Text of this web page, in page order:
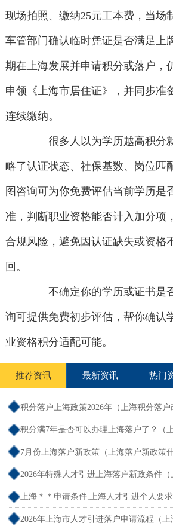
现场拍照、缴纳25元工本费，当场
车管部门确认临时凭证是否满足上
期在上海发展并申请积分或落户，
申领《上海市居住证》，并同步准
连续缴纳。
很多人以为学历越高积分
略了认证状态、社保基数、岗位匹
图咨询可为你免费评估当前学历是
准，判断职业资格能否计入加分项
合规风险，避免因认证缺失或资格
回。
不确定你的学历或证书是
询可提供免费初步评估，帮你确认
业资格积分适配可能。
推荐资讯 最新资讯 热门
积分落户上海政策2026年（上海积分落户
积分满7年是否可以办理上海落户了？（
落户吗）
7月份上海落户新政策（上海落户新政策
2026年特殊人才引进上海落户新政条件
标准）
上海＊＊申请条件,上海人才引进个人要
流程）
2026年上海市人才引进落户申请流程（